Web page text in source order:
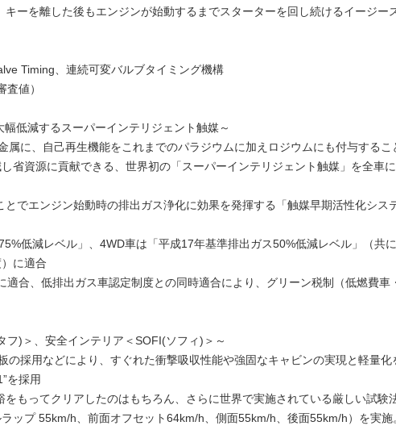
キーを離した後もエンジンが始動するまでスターターを回し続けるイージー
Timing、連続可変バルブタイミング機構
値）
低減するスーパーインテリジェント触媒～
属に、自己再生機能をこれまでのパラジウムに加えロジウムにも付与するこ
省資源に貢献できる、世界初の「スーパーインテリジェント触媒」を全車に
とでエンジン始動時の排出ガス浄化に効果を発揮する「触媒早期活性化シス
低減レベル」、4WD車は「平成17年基準排出ガス50%低減レベル」（共に
に適合
適合、低排出ガス車認定制度との同時適合により、グリーン税制（低燃費車
フ)＞、安全インテリア＜SOFI(ソフィ)＞～
の採用などにより、すぐれた衝撃吸収性能や強固なキャビンの実現と軽量化
を採用
をもってクリアしたのはもちろん、さらに世界で実施されている厳しい試験
ップ 55km/h、前面オフセット64km/h、側面55km/h、後面55km/h）を実施